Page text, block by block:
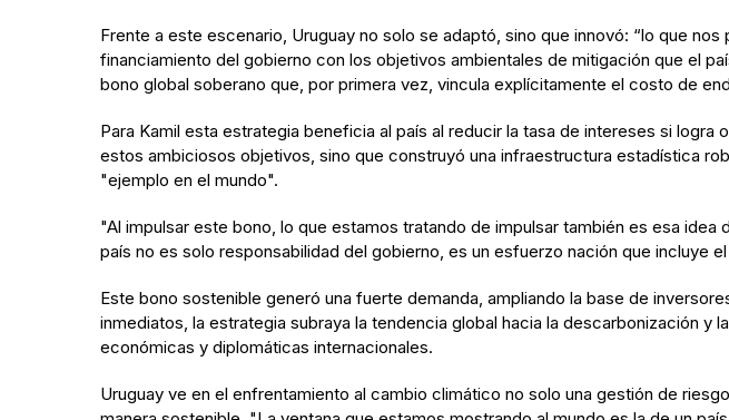
Frente a este escenario, Uruguay no solo se adaptó, sino que innovó: “lo que
financiamiento del gobierno con los objetivos ambientales de mitigación que el
bono global soberano que, por primera vez, vincula explícitamente el costo de
Para Kamil esta estrategia beneficia al país al reducir la tasa de intereses si
estos ambiciosos objetivos, sino que construyó una infraestructura estadística
"ejemplo en el mundo".
"Al impulsar este bono, lo que estamos tratando de impulsar también es esa
país no es solo responsabilidad del gobierno, es un esfuerzo nación que incluye
Este bono sostenible generó una fuerte demanda, ampliando la base de
inmediatos, la estrategia subraya la tendencia global hacia la descarbonización
económicas y diplomáticas internacionales.
Uruguay ve en el enfrentamiento al cambio climático no solo una gestión de